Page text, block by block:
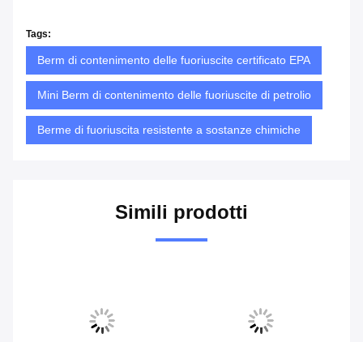
Tags:
Berm di contenimento delle fuoriuscite certificato EPA
Mini Berm di contenimento delle fuoriuscite di petrolio
Berme di fuoriuscita resistente a sostanze chimiche
Simili prodotti